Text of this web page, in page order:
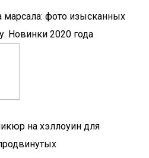
фото изысканных
Новинки 2020 года
на хэллоуин для